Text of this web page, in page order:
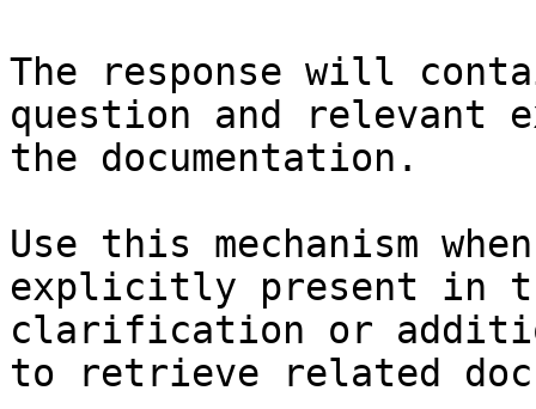
The response will
question and relevant
the documentation.
Use this mechanism
explicitly present in
clarification or